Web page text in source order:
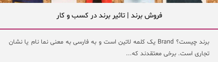
فروش برند | تاثیر برند در کسب و کار
برند چیست؟ Brand یک کلمه لاتین است و به فارسی به معنی نما نام یا نشان
تجاری است. برخی معتقدند که...